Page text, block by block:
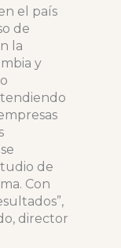
el país
de
la
y
de
Con
director